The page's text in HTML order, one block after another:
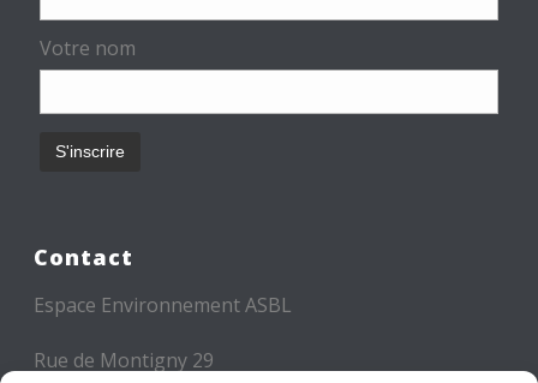
Votre nom
Contact
Espace Environnement ASBL
Rue de Montigny 29